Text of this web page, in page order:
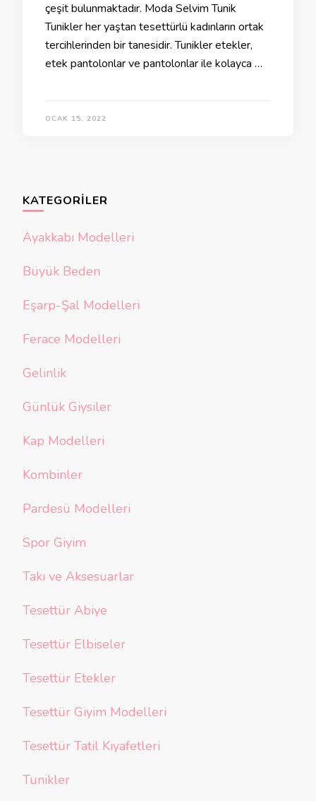
çeşit bulunmaktadır. Moda Selvim Tunik
Tunikler her yaştan tesettürlü kadınların ortak
tercihlerinden bir tanesidir. Tunikler etekler,
etek pantolonlar ve pantolonlar ile kolayca …
OCAK 15, 2022
KATEGORILER
Ayakkabı Modelleri
Büyük Beden
Eşarp-Şal Modelleri
Ferace Modelleri
Gelinlik
Günlük Giysiler
Kap Modelleri
Kombinler
Pardesü Modelleri
Spor Giyim
Takı ve Aksesuarlar
Tesettür Abiye
Tesettür Elbiseler
Tesettür Etekler
Tesettür Giyim Modelleri
Tesettür Tatil Kıyafetleri
Tunikler